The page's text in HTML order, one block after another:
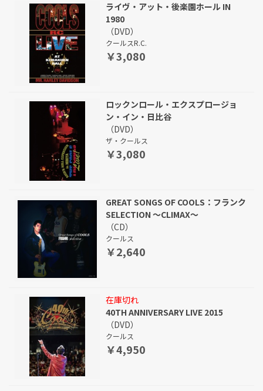
ライヴ・アット・後楽園ホール IN
1980
（DVD）
クールスR.C.
￥3,080
ロックンロール・エクスプロージョ
ン・イン・日比谷
（DVD）
ザ・クールス
￥3,080
GREAT SONGS OF COOLS：フランク
SELECTION ～CLIMAX～
（CD）
クールス
￥2,640
在庫切れ
40TH ANNIVERSARY LIVE 2015
（DVD）
クールス
￥4,950